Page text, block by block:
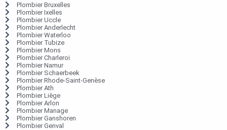
Plombier Bruxelles
Plombier Ixelles
Plombier Uccle
Plombier Anderlecht
Plombier Waterloo
Plombier Tubize
Plombier Mons
Plombier Charleroi
Plombier Namur
Plombier Schaerbeek
Plombier Rhode-Saint-Genèse
Plombier Ath
Plombier Liège
Plombier Arlon
Plombier Manage
Plombier Ganshoren
Plombier Genval